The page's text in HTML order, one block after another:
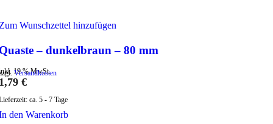
Wunschzettel hinzufügen
– dunkelbraun – 80 mm
19 % MwSt.
Versandkosten
€
ca. 5 - 7 Tage
den Warenkorb